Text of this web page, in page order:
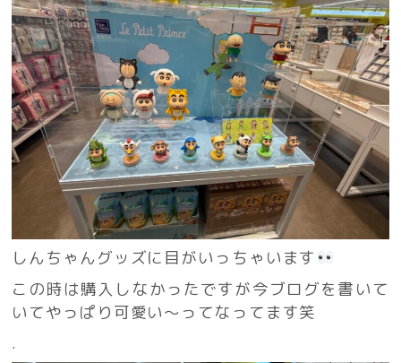
しんちゃんグッズに目がいっちゃいます
この時は購入しなかったですが今ブログを書いて
いてやっぱり可愛い〜ってなってます笑
.